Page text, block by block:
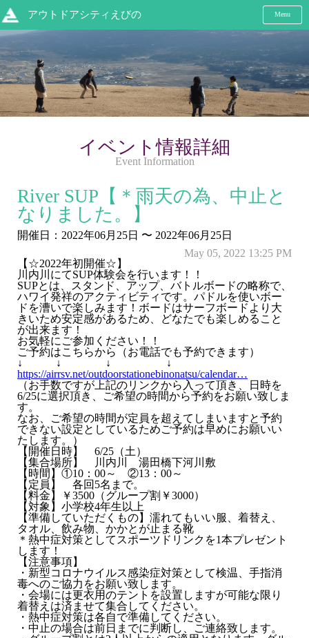
アウトドアシティえびの Menu
イベント情報詳細
Event Information
River SUP【＊雨天の為、中止と
なりました。】
開催日：2022年06月25日 〜 2022年06月25日
May 05, 2022 13:25 PM
【☆2022年初開催☆】
川内川にてSUP体験会を行います！！
SUPとは、スタンド、アップ、バトルボードの略称で、
ハワイ発祥のアクティビティです。パドルを使いボー
ドを漕いで楽しみます！ボードはサーフボードより大
きいため安定感があるため、どなたでも楽しめること
が出来ます！
お気軽にご参加ください！！
ご予約はこちらから（お電話でも予約できます）
↓ ↓ ↓ ↓
https://airrsv.net/outdoorstationebinonatsu/calendar…
（お手数ですが上記のリンクから入って頂き、日時を
6/25に選択頂き、ご希望の時間から予約をお願い致しま
す。
なお、ご希望の時間が定員を超えてしまいますと予約
できない設定としているためご予約は早めにお願いい
たします。）
【開催日時】 6/25（土）
【集合場所】 川内川 湯田橋下河川敷
【時間】①10：00～ ②13：00～
【定員】 各回5名まで。
【料金】￥3500（グループ割￥3000）
【対象】小学校4年生以上
【準備していただくもの】濡れてもいい服、着替え、
タオル、飲み物、かかとが止まる靴
＊熱中症対策としてスポーツドリンクを1本プレゼント
します！
【注意事項】
・新型コロナウイルス感染症対策として検温、手指消
毒へのご協力をお願い致します。
・会場には更衣用のテントを設置しますが可能な限り
着替えは済ませて集合してください。
・熱中症対策は各自で準備してください。
・中止の場合は前日までに判断し、ご連絡致します。